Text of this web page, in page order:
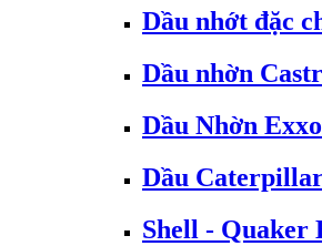
Dầu nhớt đặc
Dầu nhờn
Dầu Nhờn
Dầu
Shell - Quaker